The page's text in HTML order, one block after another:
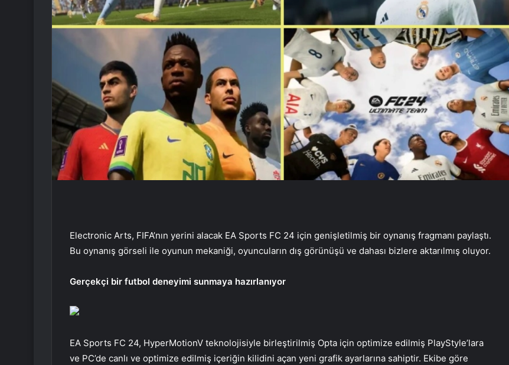
Electronic Arts, FIFA’nın yerini alacak EA Sports FC 24 için genişletilmiş bir oynanış fragmanı paylaştı.
Bu oynanış görseli ile oyunun mekaniği, oyuncuların dış görünüşü ve dahası bizlere aktarılmış oluyor.
Gerçekçi bir futbol deneyimi sunmaya hazırlanıyor
EA Sports FC 24, HyperMotionV teknolojisiyle birleştirilmiş Opta için optimize edilmiş PlayStyle’lara
ve PC’de canlı ve optimize edilmiş içeriğin kilidini açan yeni grafik ayarlarına sahiptir. Ekibe göre